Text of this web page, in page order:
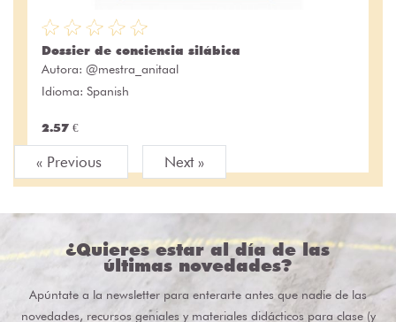
Dossier de conciencia silábica
Autora: @mestra_anitaal
Idioma: Spanish
2.57 €
« Previous Next »
¿Quieres estar al día de las
últimas novedades?
Apúntate a la newsletter para enterarte antes que nadie de las
novedades, recursos geniales y materiales didácticos para clase (y